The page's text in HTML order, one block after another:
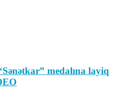
medalına layiq